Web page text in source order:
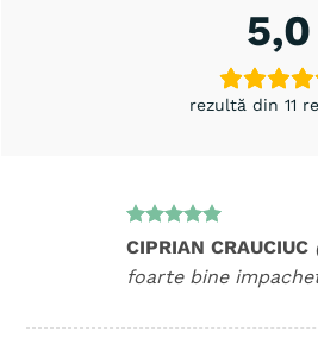
5,0
rezultă din 11
Evaluat la
CIPRIAN CRAUCIUC
foarte bine